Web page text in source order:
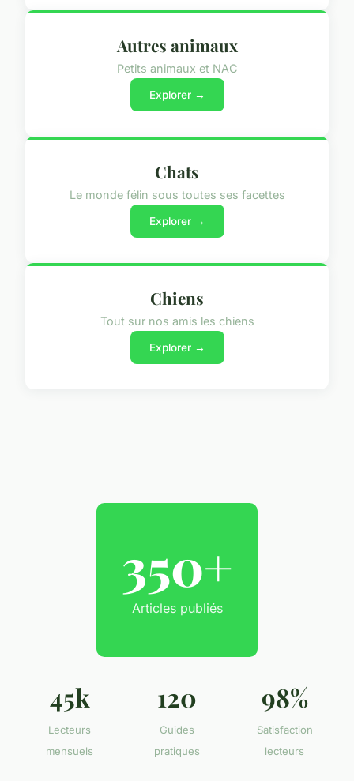
Autres animaux
Petits animaux et NAC
Explorer →
Chats
Le monde félin sous toutes ses facettes
Explorer →
Chiens
Tout sur nos amis les chiens
Explorer →
350+
Articles publiés
45k
Lecteurs
mensuels
120
Guides
pratiques
98%
Satisfaction
lecteurs